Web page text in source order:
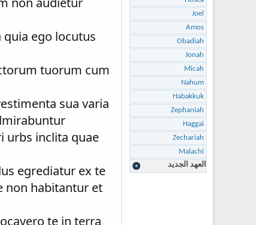
ego locutus
tuorum cum
sua varia
urbs inclita quae
egrediatur ex te
non habitantur et
te in terra
Joel
Amos
Obadiah
Jonah
Micah
Nahum
Habakkuk
Zephaniah
Haggai
Zechariah
Malachi
العهد الجديد